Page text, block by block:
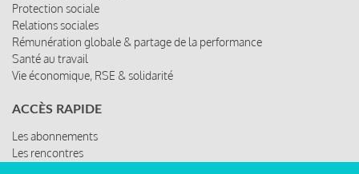
Protection sociale
Relations sociales
Rémunération globale & partage de la performance
Santé au travail
Vie économique, RSE & solidarité
ACCÈS RAPIDE
Les abonnements
Les rencontres